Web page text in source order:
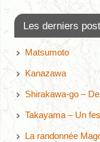
Les derniers
Matsumoto
Kanazawa
Shirakawa-go –
Takayama – Un
La randonnée